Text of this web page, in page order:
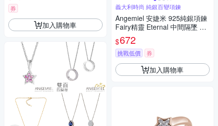
券
加入購物車
義大利時尚 純銀百變項鍊
Angemiel 安婕米 925純銀項鍊
Fairy精靈 Eternal 中間隔墜 白
鑽玫金
$672
挑戰低價 券
加入購物車